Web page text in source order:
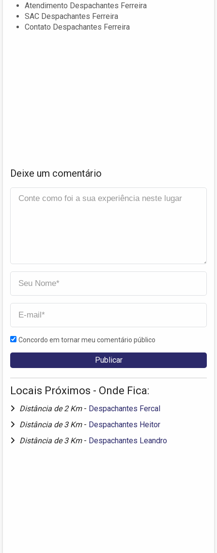
Atendimento Despachantes Ferreira
SAC Despachantes Ferreira
Contato Despachantes Ferreira
Deixe um comentário
Concordo em tornar meu comentário público
Locais Próximos - Onde Fica:
Distância de 2 Km - Despachantes Fercal
Distância de 3 Km - Despachantes Heitor
Distância de 3 Km - Despachantes Leandro